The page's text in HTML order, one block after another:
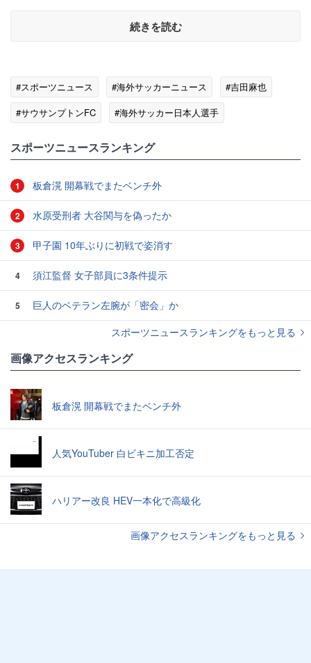
続きを読む
#スポーツニュース #海外サッカーニュース
#吉田麻也
#サウサンプトンFC
#海外サッカー日本人選手
スポーツニュースランキング
1 板倉滉 開幕戦でまたベンチ外
2 水原受刑者 大谷関与を偽ったか
3 甲子園 10年ぶりに初戦で姿消す
4 須江監督 女子部員に3条件提示
5
巨人のベテラン左腕が「密会」か
スポーツニュースランキングをもっと見る
画像アクセスランキング
板倉滉 開幕戦でまたベンチ外
人気YouTuber 白ビキニ加工否定
ハリアー改良 HEV一本化で高級化
画像アクセスランキングをもっと見る